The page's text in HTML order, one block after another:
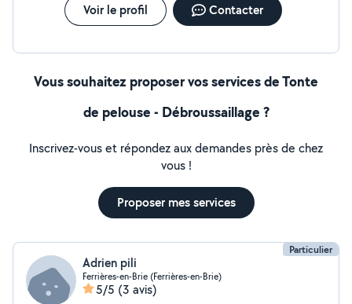
Voir le profil Contacter
Vous souhaitez proposer vos services de Tonte
de pelouse - Débroussaillage ?
Inscrivez-vous et répondez aux demandes près de chez
vous !
Proposer mes services
Particulier
Adrien pili
Ferrières-en-Brie (Ferrières-en-Brie)
5/5 (3 avis)